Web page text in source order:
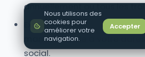
annuellement ou tous les
Exigence d'affichage : Il
manière visible à votre
social.
Nous utilisons des
cookies pour
améliorer votre
navigation.
Accepter